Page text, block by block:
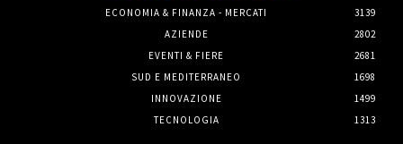
ECONOMIA & FINANZA - MERCATI
3139
AZIENDE
2802
EVENTI & FIERE
2681
SUD E MEDITERRANEO
1698
INNOVAZIONE
1499
TECNOLOGIA
1313